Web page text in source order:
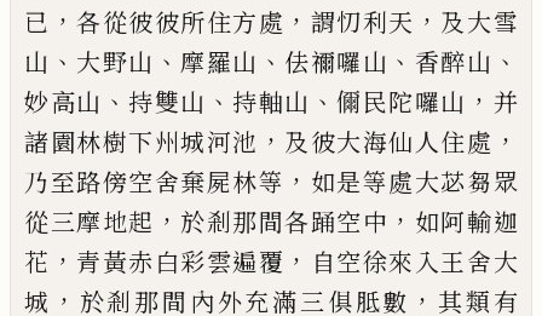
已 ，各從彼彼所住方處 ， 謂忉利天 ， 及大雪
山 、 大野山 、 摩羅山 、 佉禰囉山 、 香醉山 、
妙高山 、 持雙山 、 持軸山 、儞民陀囉山 ， 并
諸園林樹下州城河池 ， 及 彼大海仙人住處 ，
乃至路傍空舍棄屍林等 ， 如是等處大苾芻眾
從三摩地起 ， 於剎那間各踊空中 ， 如阿輸迦
花 ， 青黃赤白彩雲遍覆 ， 自空徐來入王舍大
城 ， 於剎那間內外充滿三俱胝數 ， 其類有